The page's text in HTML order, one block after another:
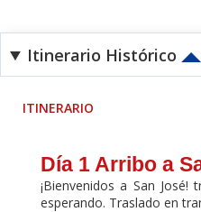
Itinerario Histórico
ITINERARIO
Día 1 Arribo a
¡Bienvenidos a San
esperando. Traslado en